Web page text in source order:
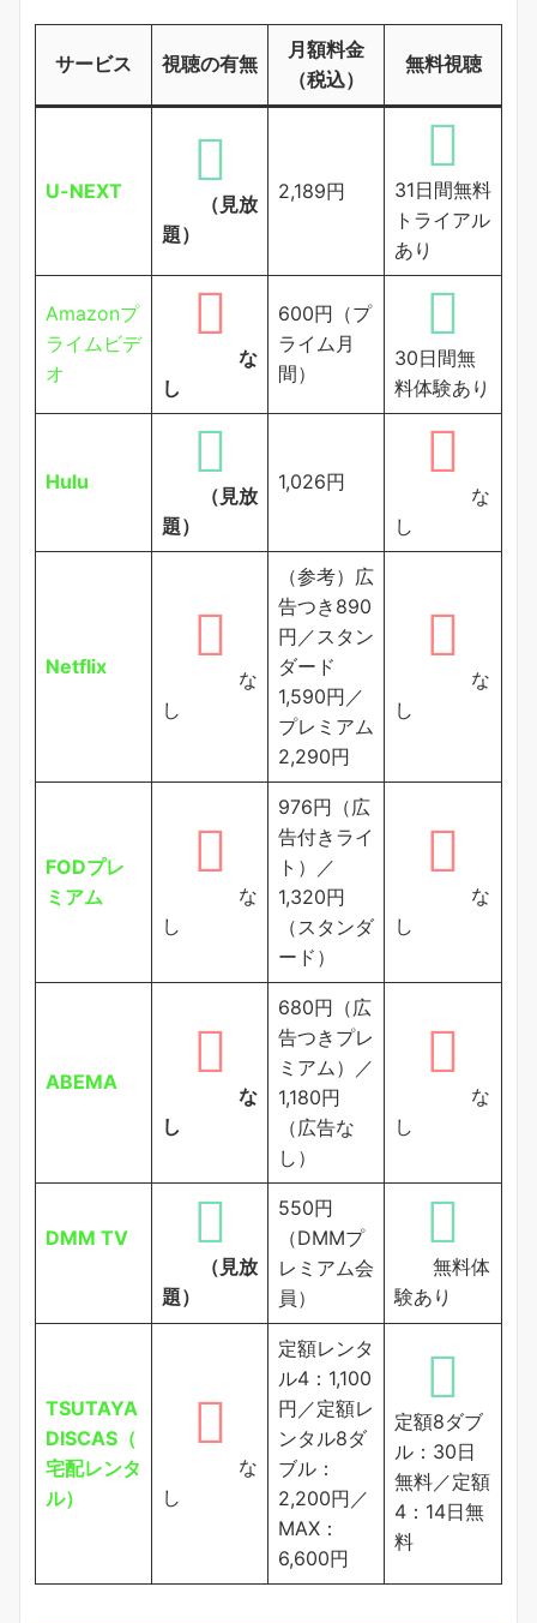
サービス 視聴の有無
月額料金
（税込）
無料視聴
U-NEXT
（見放
題）
2,189円
31日間無料
トライアル
あり
Amazonプ
ライムビデ
オ
な
し
600円（プ
ライム月
間）
30日間無
料体験あり
Hulu
（見放
題）
1,026円
な
し
Netflix
な
し
（参考）広
告つき890
円／スタン
ダード
1,590円／
プレミアム
2,290円
な
し
FODプレ
ミアム
な
し
976円（広
告付きライ
ト）／
1,320円
（スタンダ
ード）
な
し
ABEMA
な
し
680円（広
告つきプレ
ミアム）／
1,180円
（広告な
し）
な
し
DMM TV
（見放
題）
550円
（DMMプ
レミアム会
員）
無料体
験あり
TSUTAYA
DISCAS（
宅配レンタ
ル）
な
し
定額レンタ
ル4：1,100
円／定額レ
ンタル8ダ
ブル：
2,200円／
MAX：
6,600円
定額8ダブ
ル：30日
無料／定額
4：14日無
料